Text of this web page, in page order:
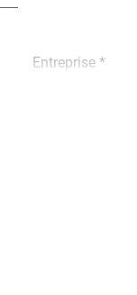
Entreprise *